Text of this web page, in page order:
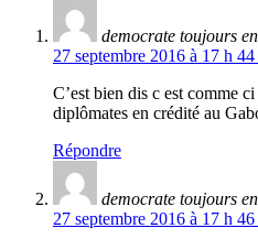
democrate toujours
27 septembre 2016 à 17 h
C’est bien dis c est comme
diplômates en crédité au
Répondre
democrate toujours
27 septembre 2016 à 17 h